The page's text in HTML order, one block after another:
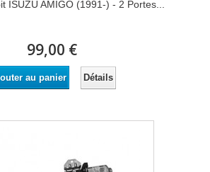
ISUZU AMIGO (1991-) - 2 Portes...
99,00 €
au panier Détails